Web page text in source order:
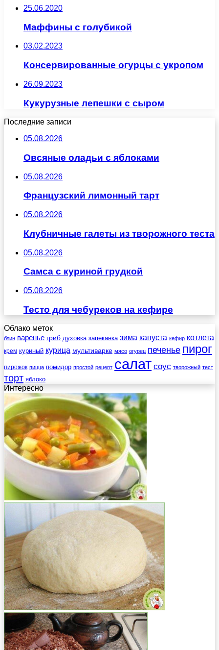
25.06.2020
Маффины с голубикой
03.02.2023
Консервированные огурцы с укропом
26.09.2023
Кукурузные лепешки с сыром
Последние записи
05.08.2026
Овсяные оладьи с яблоками
05.08.2026
Французский лимонный тарт
05.08.2026
Клубничные галеты из творожного теста
05.08.2026
Самса с куриной грудкой
05.08.2026
Тесто для чебуреков на кефире
Облако меток
блин варенье гриб духовка запеканка зима капуста кефир котлета
крем куриный курица мультиварке мясо огурец печенье пирог
пирожок пицца помидор простой рецепт салат соус творожный тест
торт яблоко
Интересно